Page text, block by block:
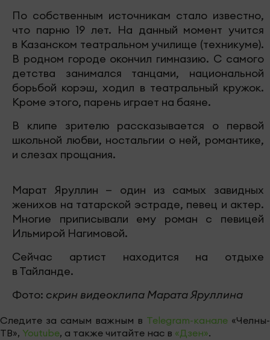
По собственным источникам стало известно,
что парню 19 лет. На данный момент учится
в Казанском театральном училище (техникуме).
В родном городе окончил гимназию. С самого
детства занимался танцами, национальной
борьбой корэш, ходил в театральный кружок.
Кроме этого, парень играет на баяне.
В клипе зрителю рассказывается о первой
школьной любви, ностальгии о ней, романтике,
и слезах прощания.
Марат Яруллин — один из самых завидных
женихов на татарской эстраде, певец и актер.
Многие приписывали ему роман с певицей
Ильмирой Нагимовой.
Сейчас артист находится на отдыхе
в Тайланде.
Фото: скрин видеоклипа Марата Яруллина
Следите за самым важным в Telegram-канале «Челны-
ТВ», Youtube, а также читайте нас в «Дзен».